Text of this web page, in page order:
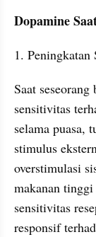
Dopamine
1.
Saat
sensitivitas
selama puasa,
stimulus
overstimulasi
makanan
sensitivitas
responsif